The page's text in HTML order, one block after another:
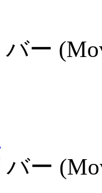
ー
ー